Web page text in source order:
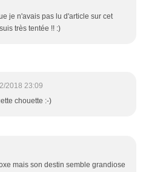
je n'avais pas lu d'article sur cet
très tentée !! :)
2018 23:09
chouette :-)
mais son destin semble grandiose